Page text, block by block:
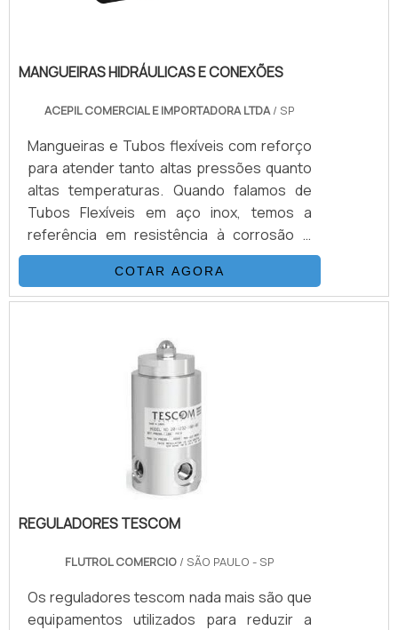
MANGUEIRAS HIDRÁULICAS E CONEXÕES
ACEPIL COMERCIAL E IMPORTADORA LTDA/ SP
Mangueiras e Tubos flexíveis com reforço
para atender tanto altas pressões quanto
altas temperaturas. Quando falamos de
Tubos Flexíveis em aço inox, temos a
referência em resistência à corrosão e
durabilidade de sistemas. Podem ser
fabricadas em aço inox 304, 321 ou 316
conforme necessidade do projeto. Já as
atender altas pressões, de acordo com as
normas SAE100 de R1 até R16 e DIN EN856.
COTAR AGORA
REGULADORES TESCOM
FLUTROL COMERCIO / SÃO PAULO - SP
Os reguladores tescom nada mais são que
equipamentos utilizados para reduzir a